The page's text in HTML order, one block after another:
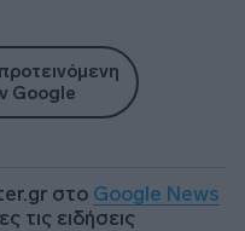
Google
στο Google News
τις ειδήσεις